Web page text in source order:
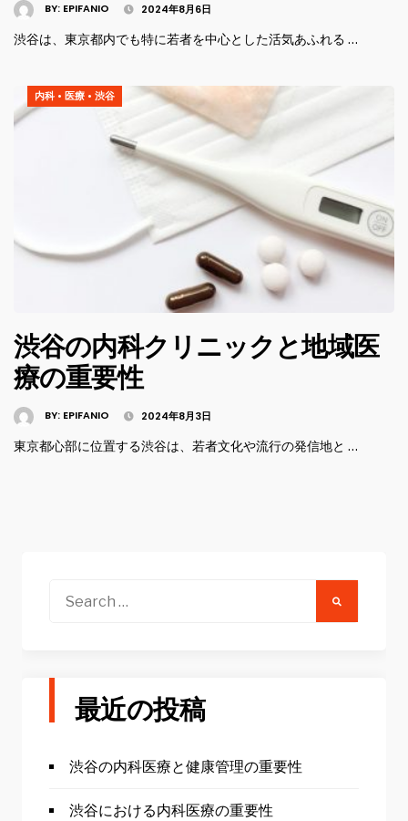
BY: EPIFANIO 2024年8月6日
渋谷は、東京都内でも特に若者を中心とした活気あふれる …
内科 • 医療 • 渋谷
渋谷の内科クリニックと地域医
療の重要性
BY: EPIFANIO 2024年8月3日
東京都心部に位置する渋谷は、若者文化や流行の発信地と …
Search
最近の投稿
渋谷の内科医療と健康管理の重要性
渋谷における内科医療の重要性